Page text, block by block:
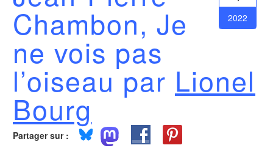
2022
Chambon, Je
ne vois pas
l’oiseau par Lionel
Bourg
Partager sur :